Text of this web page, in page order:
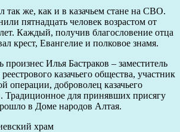
так же, как и в казачьем стане на СВО.
пятнадцать человек возрастом от
Каждый, получив благословение отца
крест, Евангелие и полковое знамя.
Илья Бастраков – заместитель
казачьего общества, участник
операции, доброволец казачьего
Традиционное для принявших присягу
в Доме народов Алтая.
храм